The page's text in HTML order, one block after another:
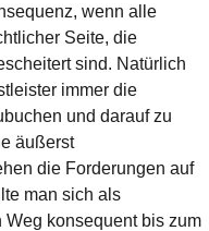
wenn alle
Seite, die
sind. Natürlich
immer die
und darauf zu
äußerst
die Forderungen auf
man sich als
konsequent bis zum